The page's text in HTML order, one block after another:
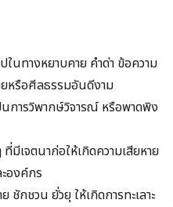
ในทางหยาบคาย คำด่า ข้อความ
หรือศีลธรรมอันดีงาม
การวิพากษ์วิจารณ์ หรือพาดพิง
มีเจตนาก่อให้เกิดความเสียหาย
องค์กร
ชักชวน ยั่วยุ ให้เกิดการทะเลาะ